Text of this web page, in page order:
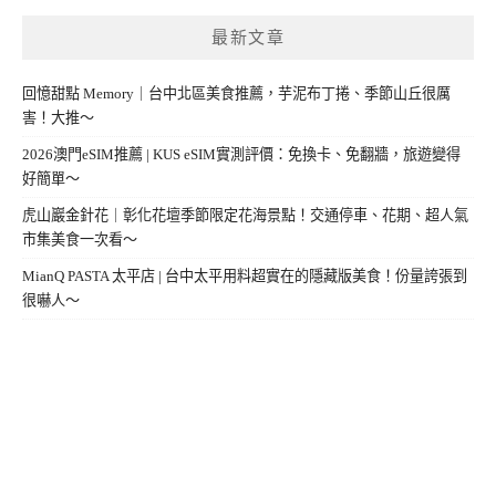
最新文章
回憶甜點 Memory｜台中北區美食推薦，芋泥布丁捲、季節山丘很厲
害！大推～
2026澳門eSIM推薦 | KUS eSIM實測評價：免換卡、免翻牆，旅遊變得
好簡單～
虎山巖金針花｜彰化花壇季節限定花海景點！交通停車、花期、超人氣
市集美食一次看～
MianQ PASTA 太平店 | 台中太平用料超實在的隱藏版美食！份量誇張到
很嚇人～